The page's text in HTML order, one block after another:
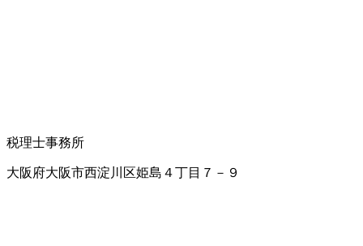
税理士事務所
大阪府大阪市西淀川区姫島４丁目７－９